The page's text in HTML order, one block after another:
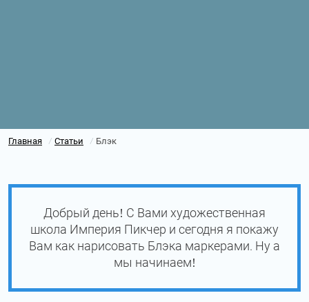
Главная / Статьи / Блэк
Добрый день! С Вами художественная
школа Империя Пикчер и сегодня я покажу
Вам как нарисовать Блэка маркерами. Ну а
мы начинаем!